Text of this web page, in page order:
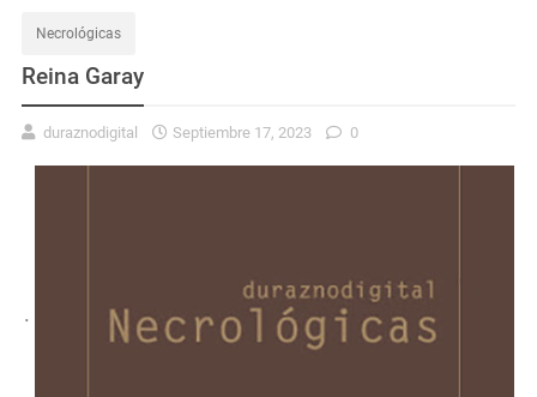
Necrológicas
Reina Garay
duraznodigital Septiembre 17, 2023 0
.